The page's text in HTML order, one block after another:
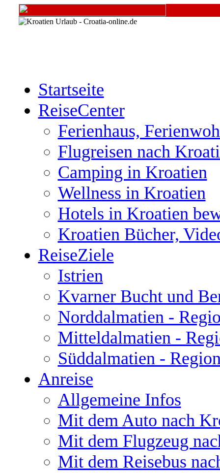
Startseite
ReiseCenter
Ferienhaus,
Flugreisen nach
Camping in Kroatien
Wellness in Kroatien
Hotels in Kroatien
Kroatien Bücher,
ReiseZiele
Istrien
Kvarner Bucht und
Norddalmatien -
Mitteldalmatien -
Süddalmatien -
Anreise
Allgemeine Infos
Mit dem Auto nach
Mit dem Flugzeug
Mit dem Reisebus